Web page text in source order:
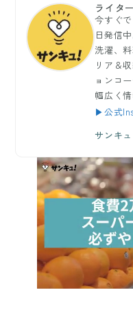
ライタ
今すぐ
日発信
洗濯、
リア＆
ョンコ
幅広く
▶公式
サンキ